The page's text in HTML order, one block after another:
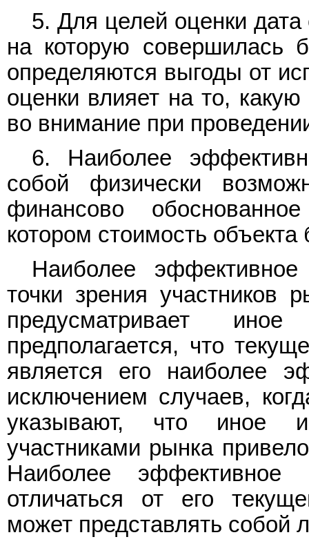
5. Для целей оценки дата
на которую совершилась
определяются выгоды от
оценки влияет на то,
во внимание при
6. Наиболее
собой физически
финансово
котором стоимость
Наиболее эффективное
точки зрения участников
предусматривает
предполагается, что
является его наиболее
исключением случаев,
указывают, что иное
участниками рынка
Наиболее эффективное
отличаться от его
может представлять собой